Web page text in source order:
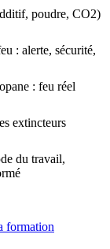
poudre, CO2)
: alerte, sécurité,
: feu réel
extincteurs
du travail,
formation